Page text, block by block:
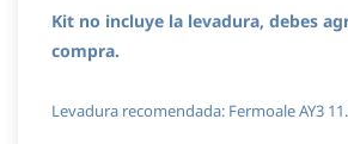
Kit no incluye la levadura, debes
compra.
Levadura recomendada: Fermoale AY3